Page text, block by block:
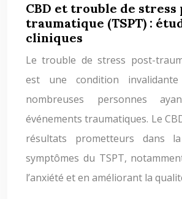
CBD et trouble de stress
traumatique (TSPT) :
cliniques
Le trouble de stress post-
est une condition
nombreuses personnes
événements traumatiques. Le
résultats prometteurs dans
symptômes du TSPT,
l’anxiété et en améliorant la